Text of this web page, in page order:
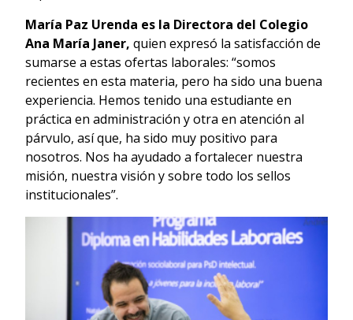
María Paz Urenda es la Directora del Colegio
Ana María Janer, quien expresó la satisfacción de
sumarse a estas ofertas laborales: “somos
recientes en esta materia, pero ha sido una buena
experiencia. Hemos tenido una estudiante en
práctica en administración y otra en atención al
párvulo, así que, ha sido muy positivo para
nosotros. Nos ha ayudado a fortalecer nuestra
misión, nuestra visión y sobre todo los sellos
institucionales”.